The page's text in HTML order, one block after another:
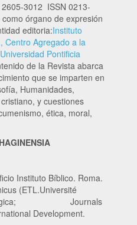
2605-3012 ISSN 0213-
órgano de expresión
editoria:Instituto
Centro Agregado a la
Pontificia
de la Revista abarca
que se imparten en
Humanidades,
y cuestiones
ética, moral,
Instituto Bíblico. Roma.
(ETL.Université
Bélgica; Journals
Development.